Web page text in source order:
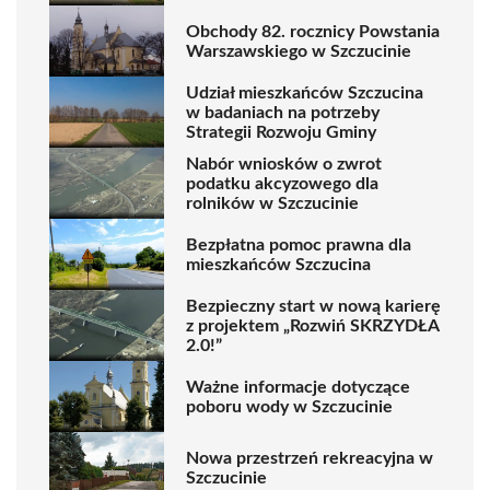
Obchody 82. rocznicy Powstania
Warszawskiego w Szczucinie
Udział mieszkańców Szczucina
w badaniach na potrzeby
Strategii Rozwoju Gminy
Nabór wniosków o zwrot
podatku akcyzowego dla
rolników w Szczucinie
Bezpłatna pomoc prawna dla
mieszkańców Szczucina
Bezpieczny start w nową karierę
z projektem „Rozwiń SKRZYDŁA
2.0!”
Ważne informacje dotyczące
poboru wody w Szczucinie
Nowa przestrzeń rekreacyjna w
Szczucinie